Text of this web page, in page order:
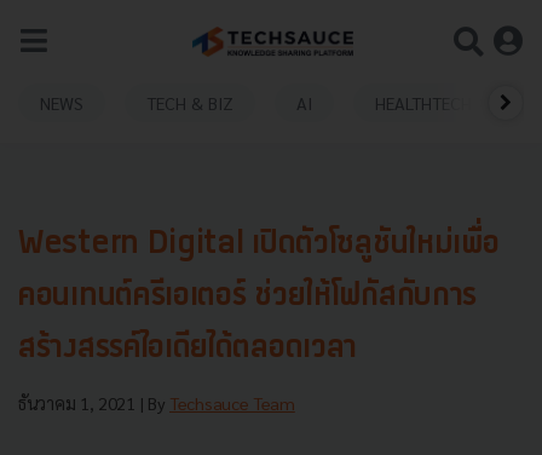
NEWS TECH & BIZ AI HEALTHTECH
Western Digital เปิดตัวโซลูชันใหม่เพื่อ
คอนเทนต์ครีเอเตอร์ ช่วยให้โฟกัสกับการ
สร้างสรรค์ไอเดียได้ตลอดเวลา
ธันวาคม 1, 2021 | By Techsauce Team